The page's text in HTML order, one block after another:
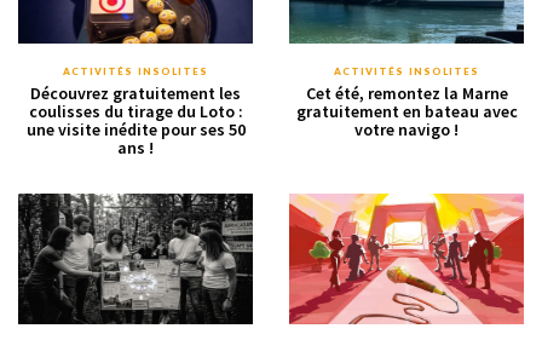
ACTIVITÉS INSOLITES
Découvrez gratuitement les
coulisses du tirage du Loto :
une visite inédite pour ses 50
ans !
ACTIVITÉS INSOLITES
Cet été, remontez la Marne
gratuitement en bateau avec
votre navigo !